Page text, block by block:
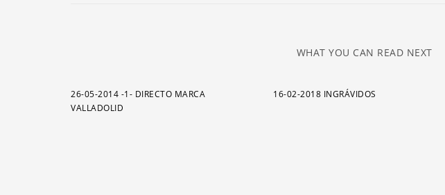
WHAT YOU CAN READ NEXT
26-05-2014 -1- DIRECTO MARCA
VALLADOLID
16-02-2018 INGRÁVIDOS